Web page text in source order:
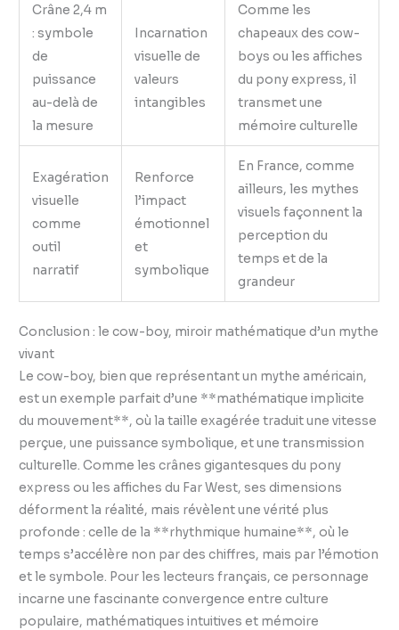
Crâne 2,4 m
: symbole
de
puissance
au-delà de
la mesure
Incarnation
visuelle de
valeurs
intangibles
Comme les
chapeaux des cow-
boys ou les affiches
du pony express, il
transmet une
mémoire culturelle
Exagération
visuelle
comme
outil
narratif
Renforce
l’impact
émotionnel
et
symbolique
En France, comme
ailleurs, les mythes
visuels façonnent la
perception du
temps et de la
grandeur
Conclusion : le cow-boy, miroir mathématique d’un mythe
vivant
Le cow-boy, bien que représentant un mythe américain,
est un exemple parfait d’une **mathématique implicite
du mouvement**, où la taille exagérée traduit une vitesse
perçue, une puissance symbolique, et une transmission
culturelle. Comme les crânes gigantesques du pony
express ou les affiches du Far West, ses dimensions
déforment la réalité, mais révèlent une vérité plus
profonde : celle de la **rhythmique humaine**, où le
temps s’accélère non par des chiffres, mais par l’émotion
et le symbole. Pour les lecteurs français, ce personnage
incarne une fascinante convergence entre culture
populaire, mathématiques intuitives et mémoire